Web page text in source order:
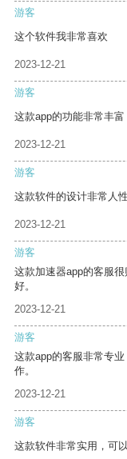
游客
这个软件我非常喜欢
2023-12-21
游客
这款app的功能非常丰富
2023-12-21
游客
这款软件的设计非常人
2023-12-21
游客
这款加速器app的客服
好。
2023-12-21
游客
这款app的客服非常专
作。
2023-12-21
游客
这款软件非常实用，可